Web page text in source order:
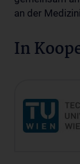
an der
In